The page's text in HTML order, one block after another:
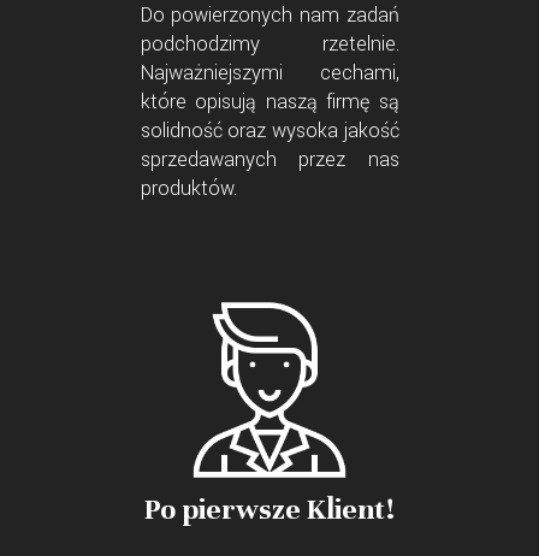
Do powierzonych nam zadań
podchodzimy rzetelnie.
Najważniejszymi cechami,
które opisują naszą firmę są
solidność oraz wysoka jakość
sprzedawanych przez nas
produktów.
Po pierwsze Klient!